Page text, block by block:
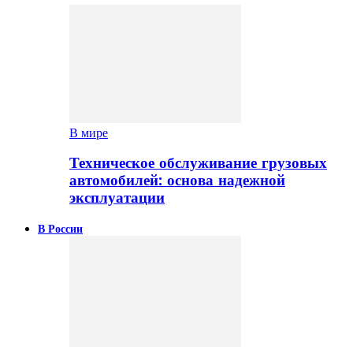
В мире
Техническое обслуживание грузовых
автомобилей: основа надежной
эксплуатации
В России